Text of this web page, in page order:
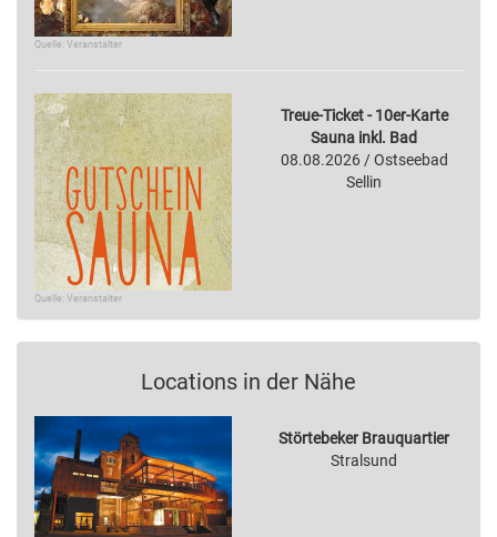
Quelle: Veranstalter
Quelle: Veranstalter
Treue-Ticket - 10er-Karte
Sauna inkl. Bad
08.08.2026 / Ostseebad
Sellin
Locations in der Nähe
Störtebeker Brauquartier
Stralsund